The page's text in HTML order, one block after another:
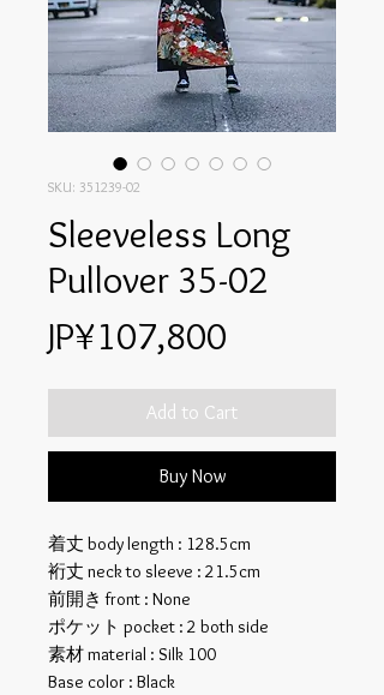
SKU: 351239-02
Sleeveless Long
Pullover 35-02
JP¥107,800
Add to Cart
Buy Now
着丈 body length : 128.5cm
裄丈 neck to sleeve : 21.5cm
前開き front : None
ポケット pocket : 2 both side
素材 material : Silk 100
Base color : Black